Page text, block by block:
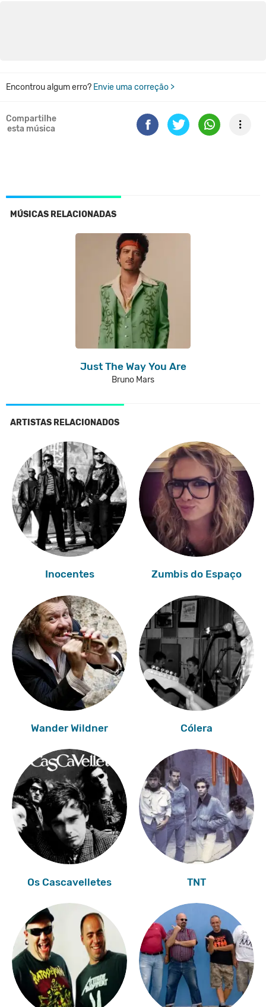
Encontrou algum erro? Envie uma correção >
Compartilhe
esta música
MÚSICAS RELACIONADAS
Just The Way You Are
Bruno Mars
ARTISTAS RELACIONADOS
Inocentes Zumbis do Espaço
Wander Wildner Cólera
Os Cascavelletes TNT